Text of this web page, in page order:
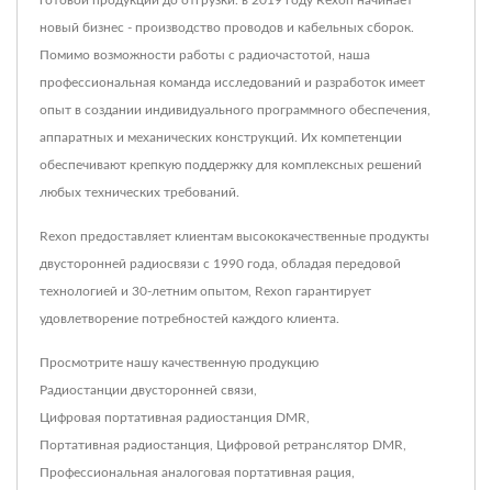
новый бизнес - производство проводов и кабельных сборок.
Помимо возможности работы с радиочастотой, наша
профессиональная команда исследований и разработок имеет
опыт в создании индивидуального программного обеспечения,
аппаратных и механических конструкций. Их компетенции
обеспечивают крепкую поддержку для комплексных решений
любых технических требований.
Rexon предоставляет клиентам высококачественные продукты
двусторонней радиосвязи с 1990 года, обладая передовой
технологией и 30-летним опытом, Rexon гарантирует
удовлетворение потребностей каждого клиента.
Просмотрите нашу качественную продукцию
Радиостанции двусторонней связи
Цифровая портативная радиостанция DMR
Портативная радиостанция Цифровой ретранслятор DMR
Профессиональная аналоговая портативная рация